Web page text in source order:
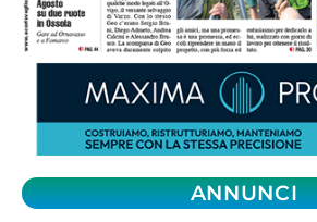
ANNUNCI